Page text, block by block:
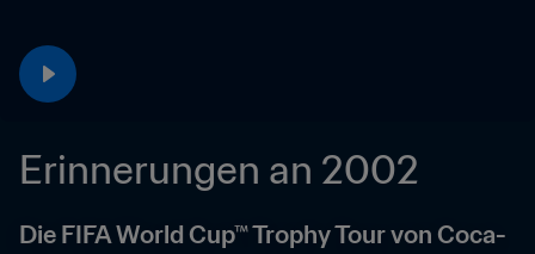
Erinnerungen an 2002
Die FIFA World Cup™ Trophy Tour von Coca-